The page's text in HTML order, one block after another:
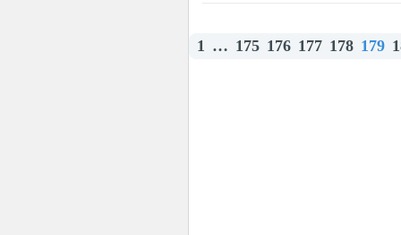
1 … 175 176 177 178 179